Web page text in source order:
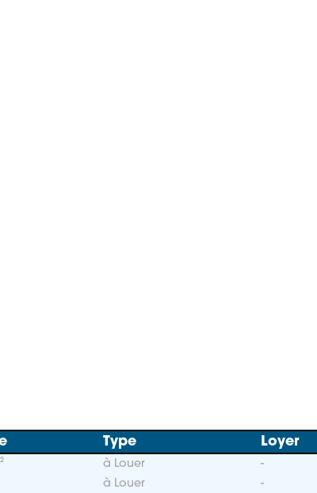
Type Loyer
à Louer
-
à Louer -